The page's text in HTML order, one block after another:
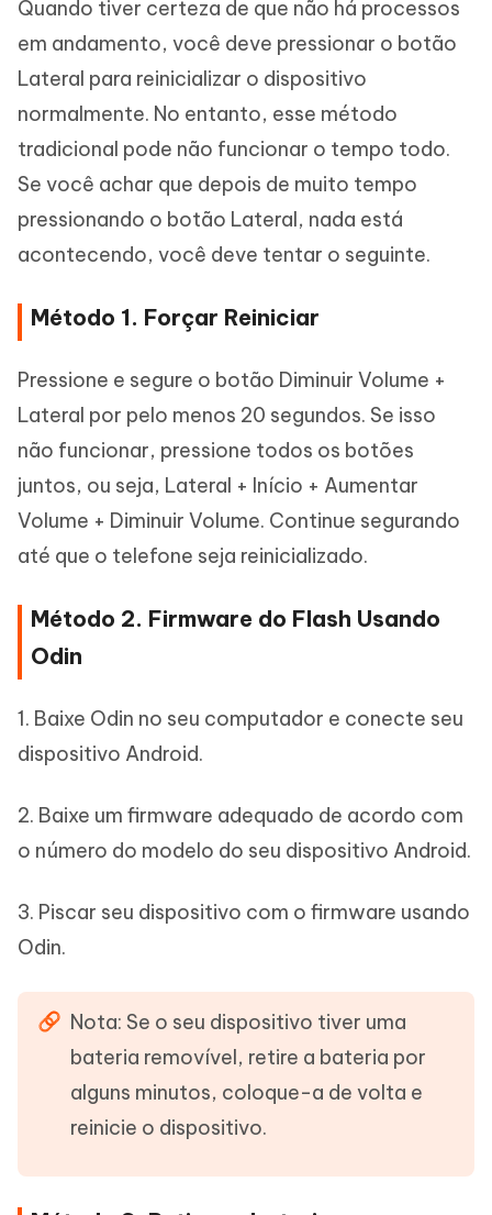
Quando tiver certeza de que não há processos
em andamento, você deve pressionar o botão
Lateral para reinicializar o dispositivo
normalmente. No entanto, esse método
tradicional pode não funcionar o tempo todo.
Se você achar que depois de muito tempo
pressionando o botão Lateral, nada está
acontecendo, você deve tentar o seguinte.
Método 1. Forçar Reiniciar
Pressione e segure o botão Diminuir Volume +
Lateral por pelo menos 20 segundos. Se isso
não funcionar, pressione todos os botões
juntos, ou seja, Lateral + Início + Aumentar
Volume + Diminuir Volume. Continue segurando
até que o telefone seja reinicializado.
Método 2. Firmware do Flash Usando
Odin
1. Baixe Odin no seu computador e conecte seu
dispositivo Android.
2. Baixe um firmware adequado de acordo com
o número do modelo do seu dispositivo Android.
3. Piscar seu dispositivo com o firmware usando
Odin.
Nota: Se o seu dispositivo tiver uma
bateria removível, retire a bateria por
alguns minutos, coloque-a de volta e
reinicie o dispositivo.